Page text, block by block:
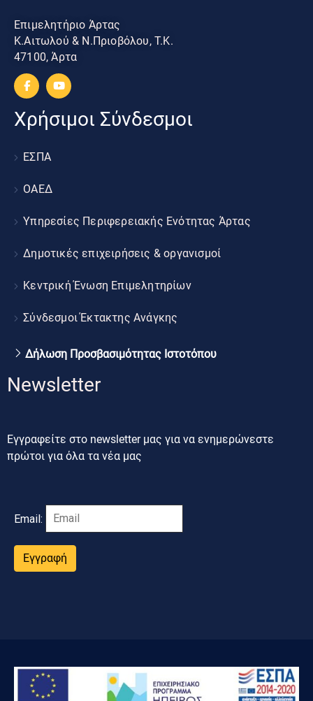
Επιμελητήριο Άρτας
Κ.Αιτωλού & Ν.Πριοβόλου, Τ.Κ.
47100, Άρτα
Χρήσιμοι Σύνδεσμοι
ΕΣΠΑ
ΟΑΕΔ
Υπηρεσίες Περιφερειακής Ενότητας Άρτας
Δημοτικές επιχειρήσεις & οργανισμοί
Κεντρική Ένωση Επιμελητηρίων
Σύνδεσμοι Έκτακτης Ανάγκης
Δήλωση Προσβασιμότητας Ιστοτόπου
Newsletter
Εγγραφείτε στο newsletter μας για να ενημερώνεστε
πρώτοι για όλα τα νέα μας
Email:
Εγγραφή